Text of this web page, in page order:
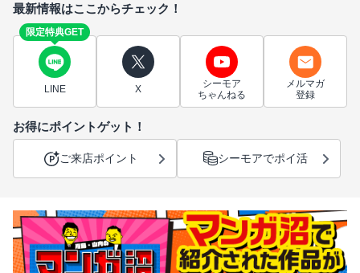
最新情報はここからチェック！
限定特典GET
LINE X
シーモア
ちゃんねる
メルマガ
登録
お得にポイントゲット！
ご来店ポイント シーモアでポイ活